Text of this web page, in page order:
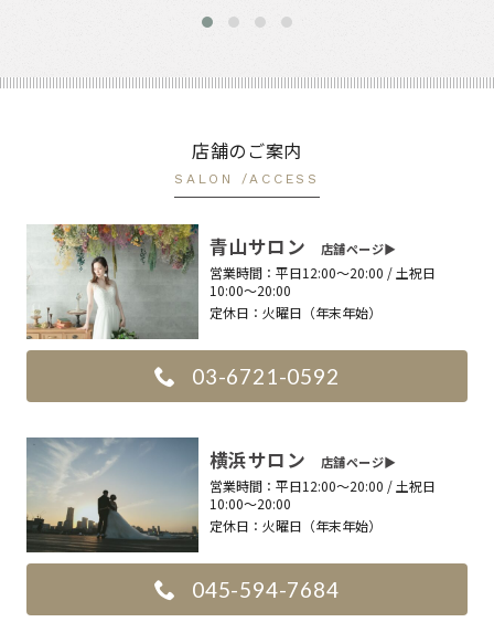
店舗のご案内
SALON /ACCESS
青山サロン 店舗ページ▶︎
営業時間： 平日12:00〜20:00 / 土祝日
10:00〜20:00
定休日： 火曜日（年末年始）
03-6721-0592
横浜サロン 店舗ページ▶︎
営業時間： 平日12:00〜20:00 / 土祝日
10:00〜20:00
定休日： 火曜日（年末年始）
045-594-7684